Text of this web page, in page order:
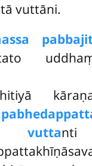
vuttāni.
vutta